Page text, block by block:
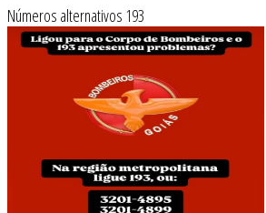
Números alternativos 193